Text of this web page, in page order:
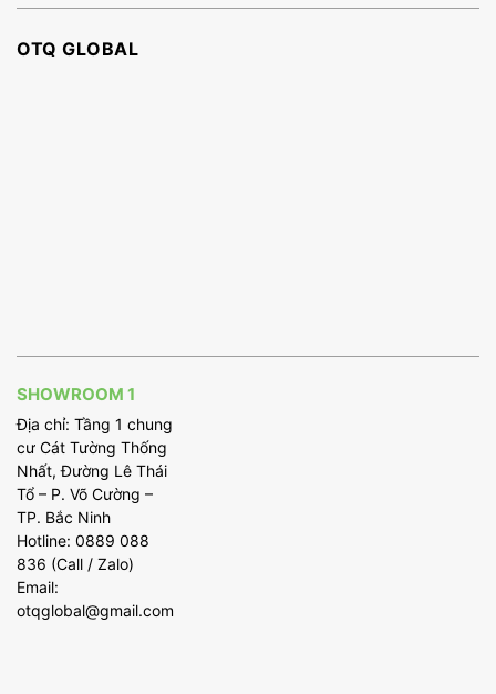
OTQ GLOBAL
SHOWROOM 1
Địa chỉ: Tầng 1 chung
cư Cát Tường Thống
Nhất, Đường Lê Thái
Tổ – P. Võ Cường –
TP. Bắc Ninh
Hotline: 0889 088
836 (Call / Zalo)
Email:
otqglobal@gmail.com